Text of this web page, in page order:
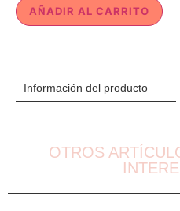
AÑADIR AL CARRITO
Información del producto
OTROS